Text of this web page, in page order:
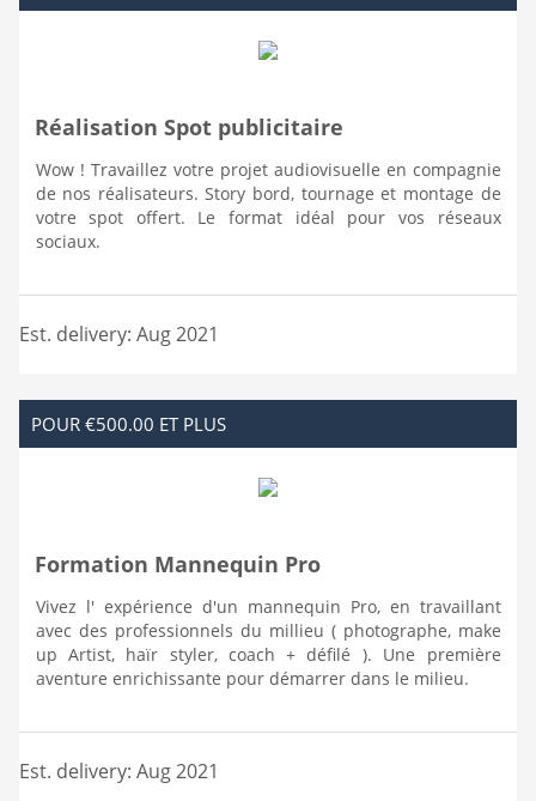
Réalisation Spot publicitaire
Wow ! Travaillez votre projet audiovisuelle en compagnie
de nos réalisateurs. Story bord, tournage et montage de
votre spot offert. Le format idéal pour vos réseaux
sociaux.
Est. delivery: Aug 2021
POUR €500.00 ET PLUS
Formation Mannequin Pro
Vivez l' expérience d'un mannequin Pro, en travaillant
avec des professionnels du millieu ( photographe, make
up Artist, haïr styler, coach + défilé ). Une première
aventure enrichissante pour démarrer dans le milieu.
Est. delivery: Aug 2021